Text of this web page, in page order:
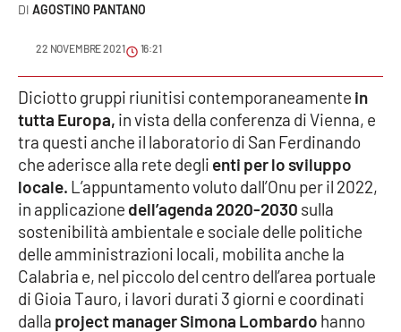
Meteo
VIDEO
Ambiente
Cronaca
Cultura
Economia e Lavoro
AGOSTINO PANTANO
22 NOVEMBRE 2021 16:21
Diciotto gruppi riunitisi contemporaneamente in
tutta Europa, in vista della conferenza di Vienna, e
tra questi anche il laboratorio di San Ferdinando
che aderisce alla rete degli enti per lo sviluppo
locale. L’appuntamento voluto dall’Onu per il 2022,
in applicazione dell’agenda 2020-2030 sulla
sostenibilità ambientale e sociale delle politiche
delle amministrazioni locali, mobilita anche la
Calabria e, nel piccolo del centro dell’area portuale
di Gioia Tauro, i lavori durati 3 giorni e coordinati
dalla project manager Simona Lombardo hanno